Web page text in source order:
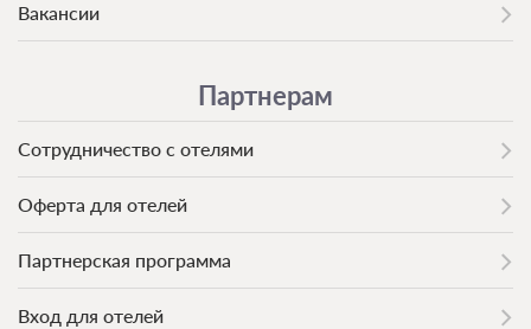
Вакансии
Партнерам
Сотрудничество с отелями
Оферта для отелей
Партнерская программа
Вход для отелей